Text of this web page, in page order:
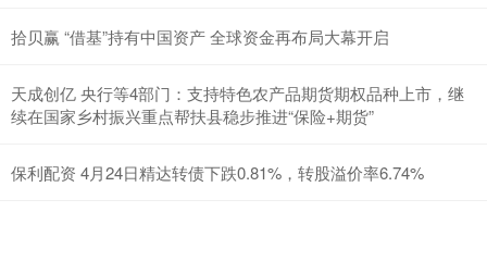
拾贝赢 “借基”持有中国资产 全球资金再布局大幕开启
天成创亿 央行等4部门：支持特色农产品期货期权品种上市，继
续在国家乡村振兴重点帮扶县稳步推进“保险+期货”
保利配资 4月24日精达转债下跌0.81%，转股溢价率6.74%